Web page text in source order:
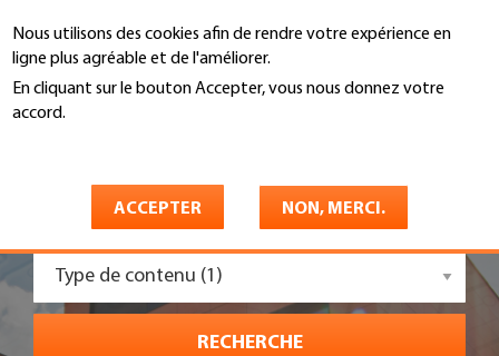
Nous utilisons des cookies afin de rendre votre expérience en
ligne plus agréable et de l'améliorer.
En cliquant sur le bouton Accepter, vous nous donnez votre
accord.
ACCEPTER NON, MERCI.
au
contenu
principal
Recherche
Domaines spécialisés
Type de contenu (1)
RECHERCHE